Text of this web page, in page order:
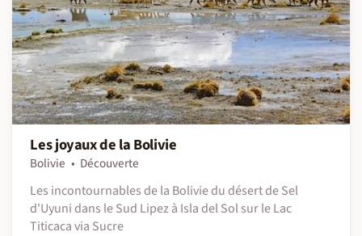
Les joyaux de la Bolivie
Bolivie
Découverte
Les incontournables de la Bolivie du désert de Sel
d'Uyuni dans le Sud Lipez à Isla del Sol sur le Lac
Titicaca via Sucre